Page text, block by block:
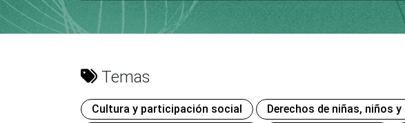
Temas
Cultura y participación social Derechos de niñas, niños